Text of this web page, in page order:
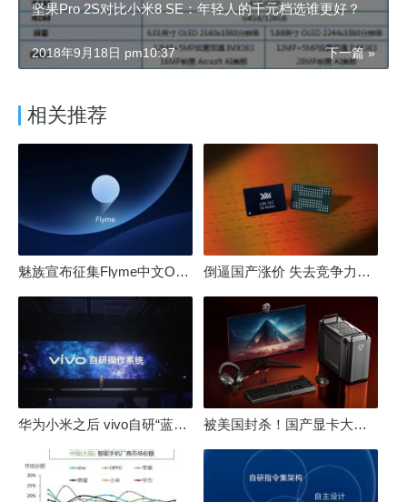
坚果Pro 2S对比小米8 SE：年轻人的千元档选谁更好？
下一篇 »
2018年9月18日 pm10:37
相关推荐
魅族宣布征集Flyme中文OS名：要像鸿蒙、澎湃一样响亮 倒逼国产涨价 失去竞争力！三星要减产50%：SSD必须涨价
华为小米之后 vivo自研“蓝河”操作系统重磅发布 被美国封杀！国产显卡大厂：中国GPU不存在至暗时刻